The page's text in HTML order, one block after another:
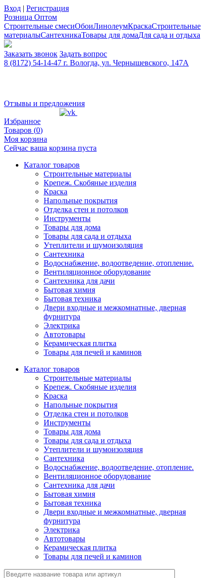
Вход | Регистрация
Розница Оптом
Строительные смесиОбоиЛинолеумКраскаСтроительные
материалыСантехникаТовары для домаДля сада и отдыха
Заказать звонок Задать вопрос
8 (8172) 54-14-47 г. Вологда, ул. Чернышевского, 147А
Отзывы и предложения
Избранное
Товаров (0)
Моя корзина
Сейчас ваша корзина пуста
Каталог товаров
Строительные материалы
Крепеж. Скобяные изделия
Краска
Напольные покрытия
Отделка стен и потолков
Инструменты
Товары для дома
Товары для сада и отдыха
Утеплители и шумоизоляция
Сантехника
Водоснабжение, водоотведение, отопление.
Вентиляционное оборудование
Сантехника для дачи
Бытовая химия
Бытовая техника
Двери входные и межкомнатные, дверная
фурнитура
Электрика
Автотовары
Керамическая плитка
Товары для печей и каминов
Каталог товаров
Строительные материалы
Крепеж. Скобяные изделия
Краска
Напольные покрытия
Отделка стен и потолков
Инструменты
Товары для дома
Товары для сада и отдыха
Утеплители и шумоизоляция
Сантехника
Водоснабжение, водоотведение, отопление.
Вентиляционное оборудование
Сантехника для дачи
Бытовая химия
Бытовая техника
Двери входные и межкомнатные, дверная
фурнитура
Электрика
Автотовары
Керамическая плитка
Товары для печей и каминов